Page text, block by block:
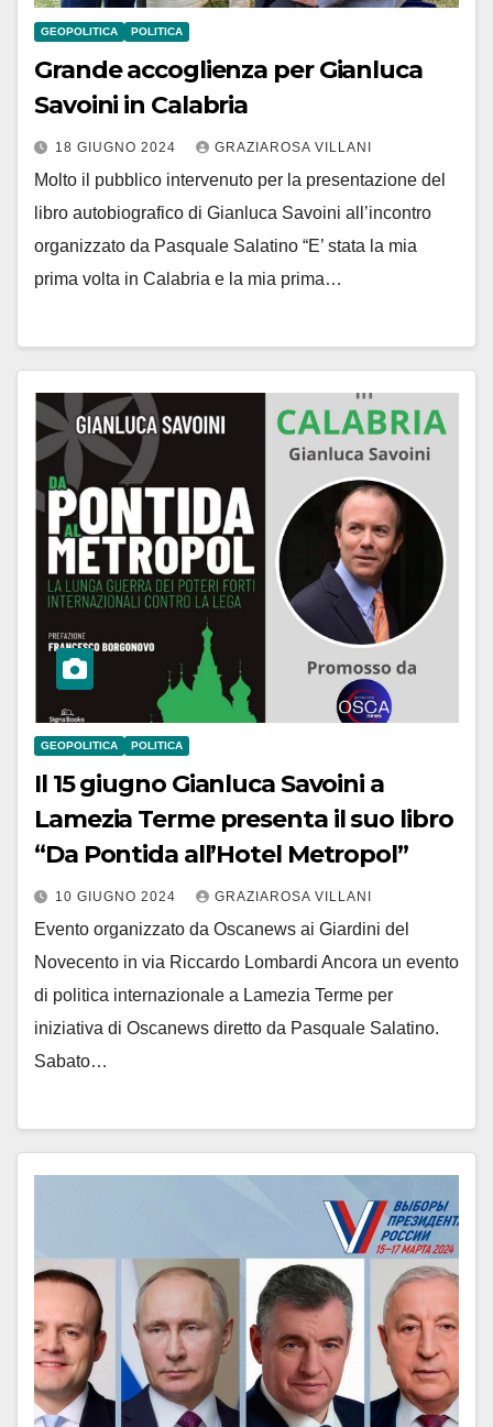
GEOPOLITICA POLITICA
Grande accoglienza per Gianluca
Savoini in Calabria
18 GIUGNO 2024 GRAZIAROSA VILLANI
Molto il pubblico intervenuto per la presentazione del
libro autobiografico di Gianluca Savoini all’incontro
organizzato da Pasquale Salatino “E’ stata la mia
prima volta in Calabria e la mia prima…
GEOPOLITICA POLITICA
Il 15 giugno Gianluca Savoini a
Lamezia Terme presenta il suo libro
“Da Pontida all’Hotel Metropol”
10 GIUGNO 2024 GRAZIAROSA VILLANI
Evento organizzato da Oscanews ai Giardini del
Novecento in via Riccardo Lombardi Ancora un evento
di politica internazionale a Lamezia Terme per
iniziativa di Oscanews diretto da Pasquale Salatino.
Sabato…